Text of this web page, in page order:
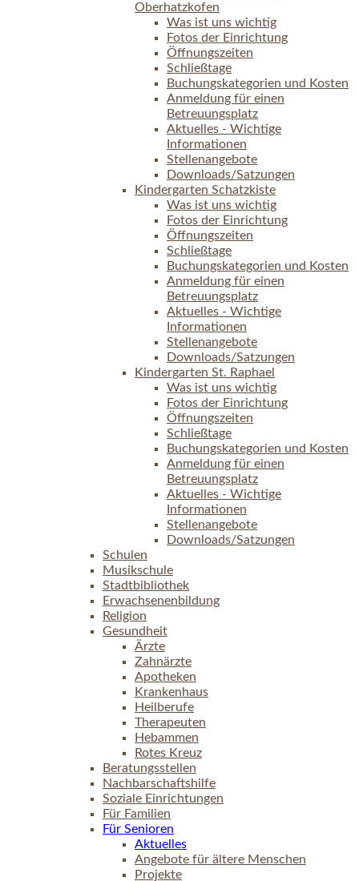
Oberhatzkofen
Was ist uns wichtig
Fotos der Einrichtung
Öffnungszeiten
Schließtage
Buchungskategorien und Kosten
Anmeldung für einen
Betreuungsplatz
Aktuelles - Wichtige
Informationen
Stellenangebote
Downloads/Satzungen
Kindergarten Schatzkiste
Was ist uns wichtig
Fotos der Einrichtung
Öffnungszeiten
Schließtage
Buchungskategorien und Kosten
Anmeldung für einen
Betreuungsplatz
Aktuelles - Wichtige
Informationen
Stellenangebote
Downloads/Satzungen
Kindergarten St. Raphael
Was ist uns wichtig
Fotos der Einrichtung
Öffnungszeiten
Schließtage
Buchungskategorien und Kosten
Anmeldung für einen
Betreuungsplatz
Aktuelles - Wichtige
Informationen
Stellenangebote
Downloads/Satzungen
Schulen
Musikschule
Stadtbibliothek
Erwachsenenbildung
Religion
Gesundheit
Ärzte
Zahnärzte
Apotheken
Krankenhaus
Heilberufe
Therapeuten
Hebammen
Rotes Kreuz
Beratungsstellen
Nachbarschaftshilfe
Soziale Einrichtungen
Für Familien
Für Senioren
Aktuelles
Angebote für ältere Menschen
Projekte